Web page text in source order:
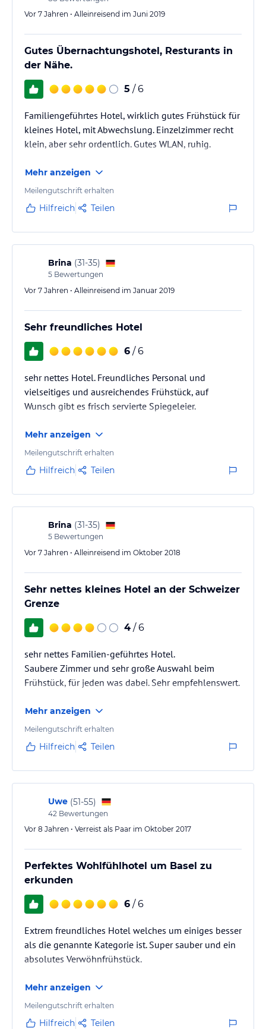
Vor 7 Jahren • Alleinreisend im Juni 2019
Gutes Übernachtungshotel, Resturants in
der Nähe.
5 / 6
Familiengeführtes Hotel, wirklich gutes Frühstück für
kleines Hotel, mit Abwechslung. Einzelzimmer recht
klein, aber sehr ordentlich. Gutes WLAN, ruhig.
Mehr anzeigen
Meilengutschrift erhalten
Hilfreich Teilen
Brina (31-35)
5 Bewertungen
Vor 7 Jahren • Alleinreisend im Januar 2019
Sehr freundliches Hotel
6 / 6
sehr nettes Hotel. Freundliches Personal und
vielseitiges und ausreichendes Frühstück, auf
Wunsch gibt es frisch servierte Spiegeleier.
Mehr anzeigen
Meilengutschrift erhalten
Hilfreich Teilen
Brina (31-35)
5 Bewertungen
Vor 7 Jahren • Alleinreisend im Oktober 2018
Sehr nettes kleines Hotel an der Schweizer
Grenze
4 / 6
sehr nettes Familien-geführtes Hotel.
Saubere Zimmer und sehr große Auswahl beim
Frühstück, für jeden was dabei. Sehr empfehlenswert.
Mehr anzeigen
Meilengutschrift erhalten
Hilfreich Teilen
Uwe (51-55)
42 Bewertungen
Vor 8 Jahren • Verreist als Paar im Oktober 2017
Perfektes Wohlfühlhotel um Basel zu
erkunden
6 / 6
Extrem freundliches Hotel welches um einiges besser
als die genannte Kategorie ist. Super sauber und ein
absolutes Verwöhnfrühstück.
Mehr anzeigen
Meilengutschrift erhalten
Hilfreich Teilen